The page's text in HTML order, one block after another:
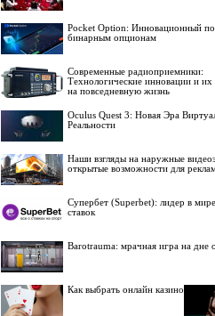
Pocket Option: Инновационный
бинарным опционам
Современные радиоприемники:
Технологические инновации и их
на повседневную жизнь
Oculus Quest 3: Новая Эра
Реальности
Наши взгляды на наружные
открытые возможности для
Супербет (Superbet): лидер в
ставок
Barotrauma: мрачная игра на дне
Как выбрать онлайн казино